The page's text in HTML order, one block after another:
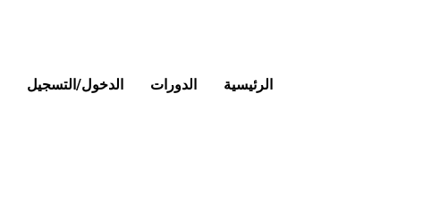
الرئيسية الدورات الدخول/التسجيل